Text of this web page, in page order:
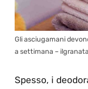
Gli asciugamani
a settimana –
Spesso, i